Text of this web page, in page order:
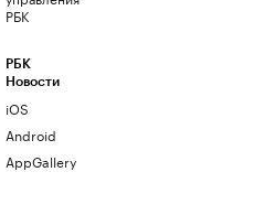
РБК
РБК
Новости
iOS
Android
AppGallery